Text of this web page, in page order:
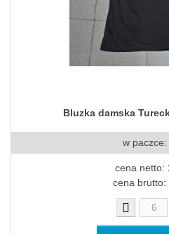
Bluzka damska
w paczce:
cena netto:
cena brutto: